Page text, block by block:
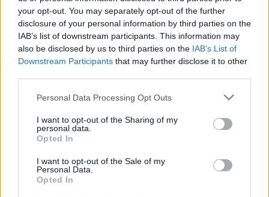
your opt-out. You may separately opt-out of the further
disclosure of your personal information by third parties on the
IAB’s list of downstream participants. This information may
also be disclosed by us to third parties on the IAB’s List of
Downstream Participants that may further disclose it to other
Personal Data Processing Opt Outs
I want to opt-out of the Sharing of my
personal data.
Opted In
I want to opt-out of the Sale of my
Personal Data.
Opted In
In evidenza